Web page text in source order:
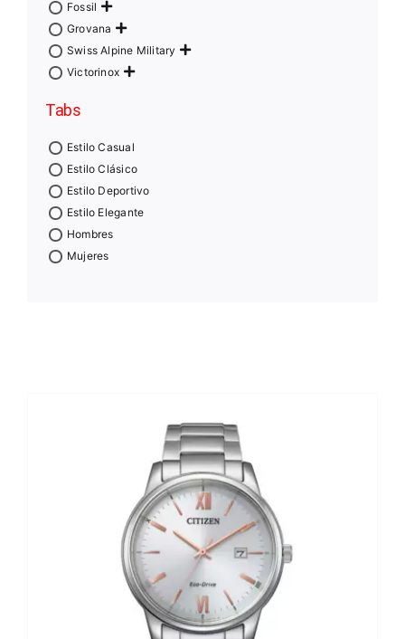
Fossil
Grovana
Swiss Alpine Military
Victorinox
Tabs
Estilo Casual
Estilo Clásico
Estilo Deportivo
Estilo Elegante
Hombres
Mujeres